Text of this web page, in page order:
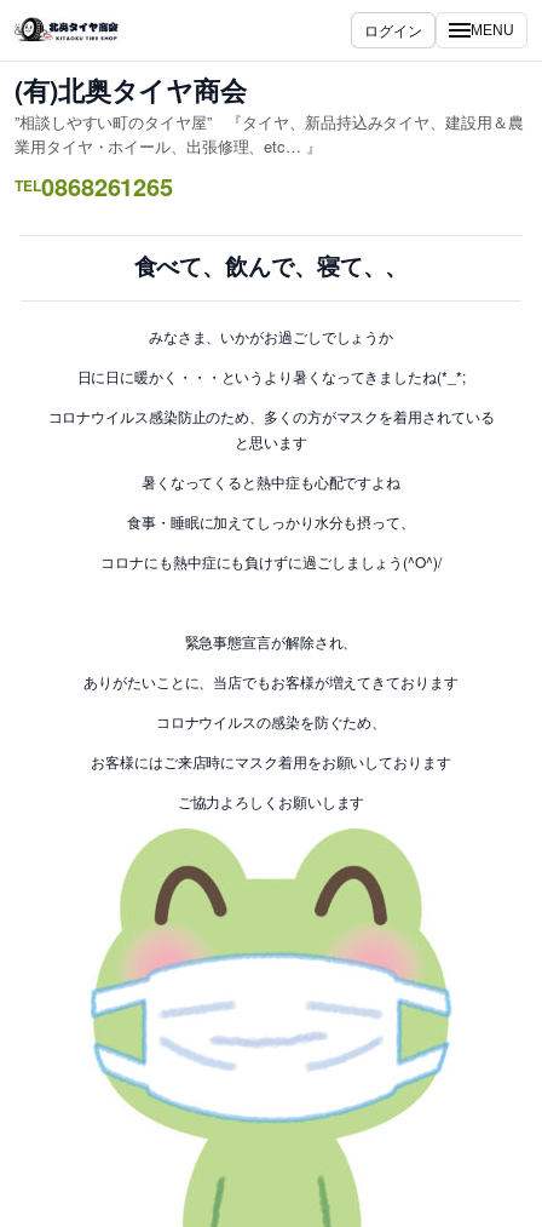
容
を
ス
キ
ッ
プ
ログイン MENU
(有)北奥タイヤ商会
”相談しやすい町のタイヤ屋” 『タイヤ、新品持込みタイヤ、建設用＆農
業用タイヤ・ホイール、出張修理、etc… 』
TEL0868261265
食べて、飲んで、寝て、、
みなさま、いかがお過ごしでしょうか
日に日に暖かく・・・というより暑くなってきましたね(*_*;
コロナウイルス感染防止のため、多くの方がマスクを着用されている
と思います
暑くなってくると熱中症も心配ですよね
食事・睡眠に加えてしっかり水分も摂って、
コロナにも熱中症にも負けずに過ごしましょう(^O^)/
緊急事態宣言が解除され、
ありがたいことに、当店でもお客様が増えてきております
コロナウイルスの感染を防ぐため、
お客様にはご来店時にマスク着用をお願いしております
ご協力よろしくお願いします